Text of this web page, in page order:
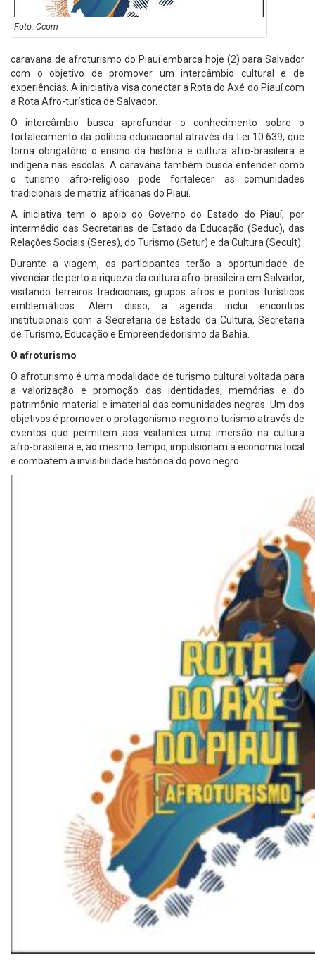
Foto: Ccom
caravana de afroturismo do Piauí embarca hoje (2) para Salvador
com o objetivo de promover um intercâmbio cultural e de
experiências. A iniciativa visa conectar a Rota do Axé do Piauí com
a Rota Afro-turística de Salvador.
O intercâmbio busca aprofundar o conhecimento sobre o
fortalecimento da política educacional através da Lei 10.639, que
torna obrigatório o ensino da história e cultura afro-brasileira e
indígena nas escolas. A caravana também busca entender como
o turismo afro-religioso pode fortalecer as comunidades
tradicionais de matriz africanas do Piauí.
A iniciativa tem o apoio do Governo do Estado do Piauí, por
intermédio das Secretarias de Estado da Educação (Seduc), das
Relações Sociais (Seres), do Turismo (Setur) e da Cultura (Secult).
Durante a viagem, os participantes terão a oportunidade de
vivenciar de perto a riqueza da cultura afro-brasileira em Salvador,
visitando terreiros tradicionais, grupos afros e pontos turísticos
emblemáticos. Além disso, a agenda inclui encontros
institucionais com a Secretaria de Estado da Cultura, Secretaria
de Turismo, Educação e Empreendedorismo da Bahia.
O afroturismo
O afroturismo é uma modalidade de turismo cultural voltada para
a valorização e promoção das identidades, memórias e do
patrimônio material e imaterial das comunidades negras. Um dos
objetivos é promover o protagonismo negro no turismo através de
eventos que permitem aos visitantes uma imersão na cultura
afro-brasileira e, ao mesmo tempo, impulsionam a economia local
e combatem a invisibilidade histórica do povo negro.